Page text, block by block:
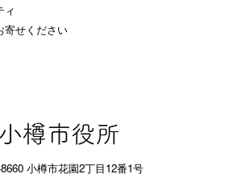
ィ
寄せください
小樽市花園2丁目12番1号